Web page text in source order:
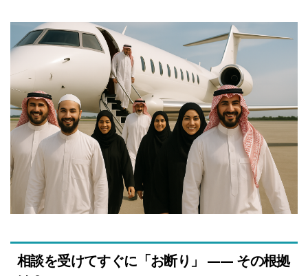
相談を受けてすぐに「お断り」 —— その根拠